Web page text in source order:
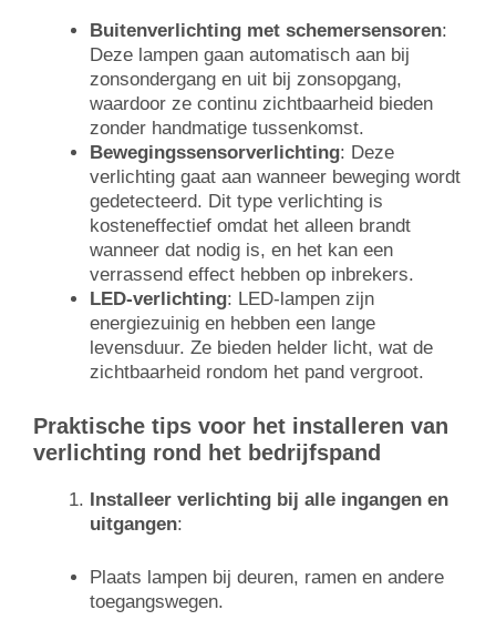
Buitenverlichting met schemersensoren:
Deze lampen gaan automatisch aan bij
zonsondergang en uit bij zonsopgang,
waardoor ze continu zichtbaarheid bieden
zonder handmatige tussenkomst.
Bewegingssensorverlichting: Deze
verlichting gaat aan wanneer beweging wordt
gedetecteerd. Dit type verlichting is
kosteneffectief omdat het alleen brandt
wanneer dat nodig is, en het kan een
verrassend effect hebben op inbrekers.
LED-verlichting: LED-lampen zijn
energiezuinig en hebben een lange
levensduur. Ze bieden helder licht, wat de
zichtbaarheid rondom het pand vergroot.
Praktische tips voor het installeren van
verlichting rond het bedrijfspand
Installeer verlichting bij alle ingangen en
uitgangen:
Plaats lampen bij deuren, ramen en andere
toegangswegen.